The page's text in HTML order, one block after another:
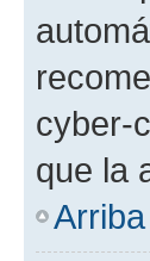
cyber-
que la
Arriba